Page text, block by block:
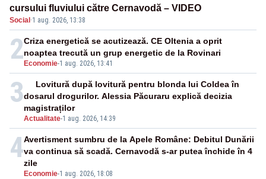
cursului fluviului către Cernavodă – VIDEO
Social ·1 aug. 2026, 13:38
2 Economie-1 aug. 2026, 13:41
Criza energetică se acutizează. CE Oltenia a oprit
noaptea trecută un grup energetic de la Rovinari
3
Actualitate-1 aug. 2026, 14:39
Lovitură după lovitură pentru blonda lui Coldea în
dosarul drogurilor. Alessia Păcuraru explică decizia
magistraților
4
Economie-1 aug. 2026, 18:08
Avertisment sumbru de la Apele Române: Debitul Dunării
va continua să scadă. Cernavodă s-ar putea închide în 4
zile